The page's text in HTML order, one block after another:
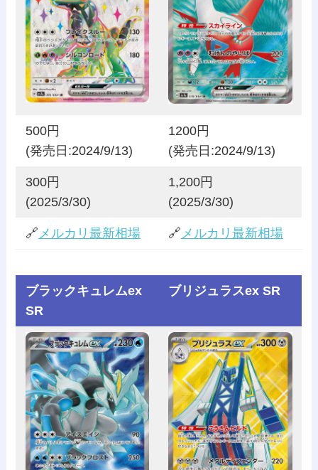
500円
(発売日:2024/9/13)
1200円
(発売日:2024/9/13)
300円
(2025/3/30)
1,200円
(2025/3/30)
🔗メルカリ最新相場 🔗メルカリ最新相場
ブラックキュレムex
SR
ブリジュラスex SR